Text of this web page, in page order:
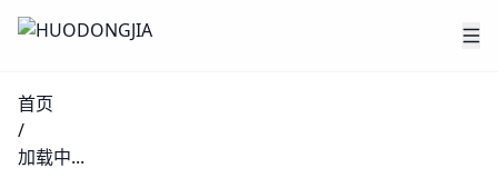
首页
/
加载中...